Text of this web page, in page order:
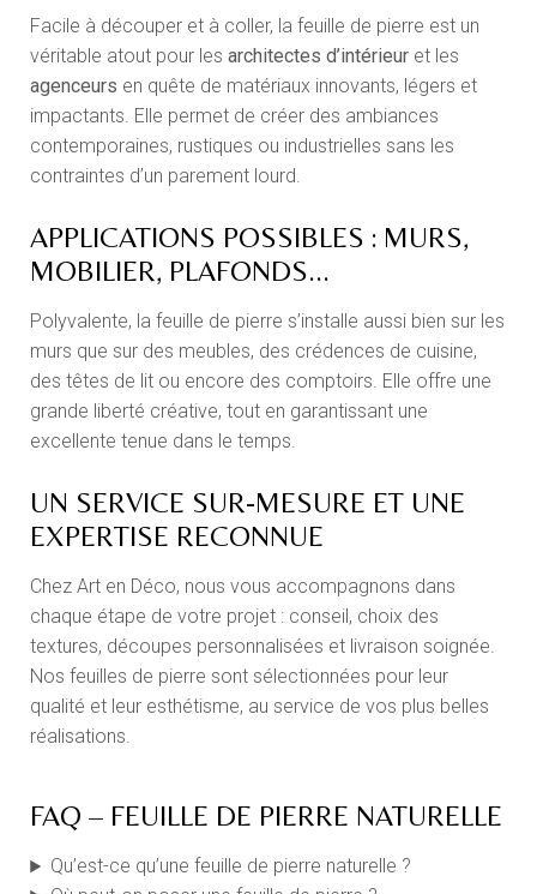
Facile à découper et à coller, la feuille de pierre est un
véritable atout pour lesarchitectes d’intérieur et les
agenceurs en quête de matériaux innovants, légers et
impactants. Elle permet de créer des ambiances
contemporaines, rustiques ou industrielles sans les
contraintes d’un parement lourd.
APPLICATIONS POSSIBLES : MURS,
MOBILIER, PLAFONDS...
Polyvalente, la feuille de pierre s’installe aussi bien sur les
murs que sur des meubles, des crédences de cuisine,
des têtes de lit ou encore des comptoirs. Elle offre une
grande liberté créative, tout en garantissant une
excellente tenue dans le temps.
UN SERVICE SUR-MESURE ET UNE
EXPERTISE RECONNUE
Chez Art en Déco, nous vous accompagnons dans
chaque étape de votre projet : conseil, choix des
textures, découpes personnalisées et livraison soignée.
Nos feuilles de pierre sont sélectionnées pour leur
qualité et leur esthétisme, au service de vos plus belles
réalisations.
FAQ – FEUILLE DE PIERRE NATURELLE
Qu’est-ce qu’une feuille de pierre naturelle ?